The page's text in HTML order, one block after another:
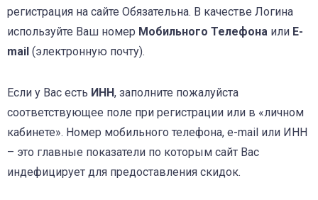
регистрация на сайте Обязательна. В качестве Логина
используйте Ваш номер Мобильного Телефона или E-
mail (электронную почту).
Если у Вас есть ИНН, заполните пожалуйста
соответствующее поле при регистрации или в «личном
кабинете». Номер мобильного телефона, e-mail или ИНН
– это главные показатели по которым сайт Вас
индефицирует для предоставления скидок.